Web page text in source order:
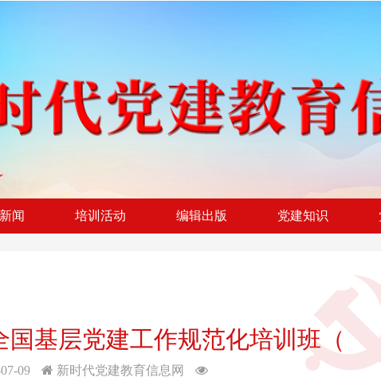
闻 培训活动 编辑出版 党建知识
国基层党建工作规范化培训班（
09 新时代党建教育信息网